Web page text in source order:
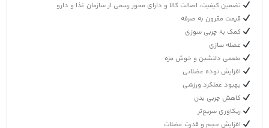
تضمین کیفیت، اصالت کالا و دارای مجوز رسمی از سازمان غذا و دارو
قیمت مقرون به صرفه
کمک به چربی سوزی
عضله سازی
طعمی دلنشین و خوش مزه
افزایش توده عضلانی
بهبود عملکرد ورزشی
کاهش چربی بدن
ریکاوری سریع‌تر
افزایش حجم و قدرت عضلات